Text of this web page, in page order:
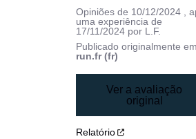
Opiniões de 10/12/2024
,
uma experiência de
17/11/2024 por L.F.
Publicado originalmente
run.fr (fr)
Ver a avaliação
original
Relatório